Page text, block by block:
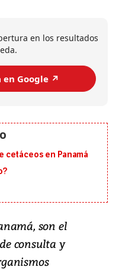
en los resultados
en Google ↗️
cetáceos en Panamá
son el
consulta y